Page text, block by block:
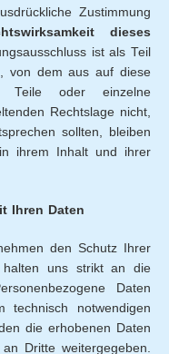
Zustimmung
dieses
ist als Teil
von dem aus auf diese
Teile oder einzelne
Rechtslage nicht,
sollten, bleiben
ihrem Inhalt und ihrer
Ihren Daten
den Schutz Ihrer
halten uns strikt an die
Daten
notwendigen
die erhobenen Daten
Dritte weitergegeben.